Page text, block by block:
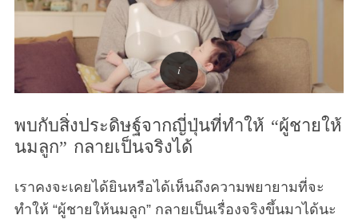
พบกับสิ่งประดิษฐ์จากญี่ปุ่นที่ทำให้ “ผู้ชายให้
นมลูก” กลายเป็นจริงได้
เราคงจะเคยได้ยินหรือได้เห็นถึงความพยายามที่จะ
ทำให้ “ผู้ชายให้นมลูก” กลายเป็นเรื่องจริงขึ้นมาได้นะ